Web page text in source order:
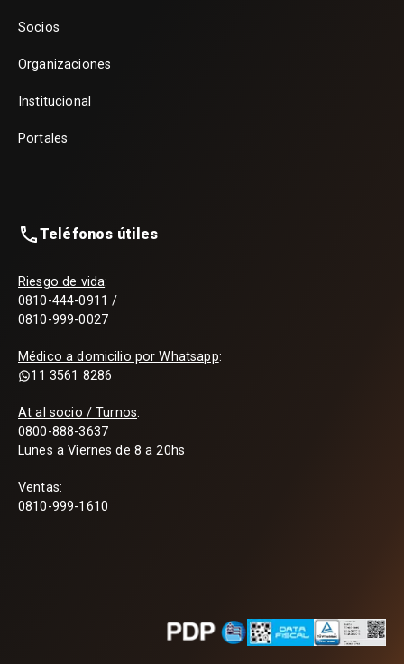
Socios
Organizaciones
Institucional
Portales
Teléfonos útiles
Riesgo de vida:
0810-444-0911 /
0810-999-0027
Médico a domicilio por Whatsapp:
11 3561 8286
At al socio / Turnos:
0800-888-3637
Lunes a Viernes de 8 a 20hs
Ventas:
0810-999-1610